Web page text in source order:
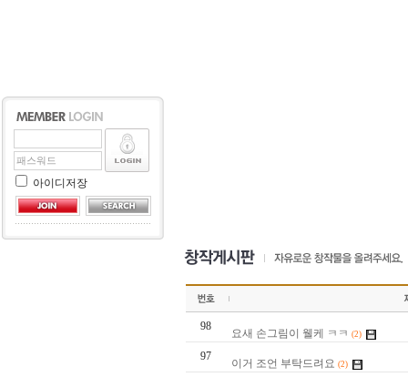
아이디저장
98
요새 손그림이 웰케 ㅋㅋ (2)
97
이거 조언 부탁드려요 (2)